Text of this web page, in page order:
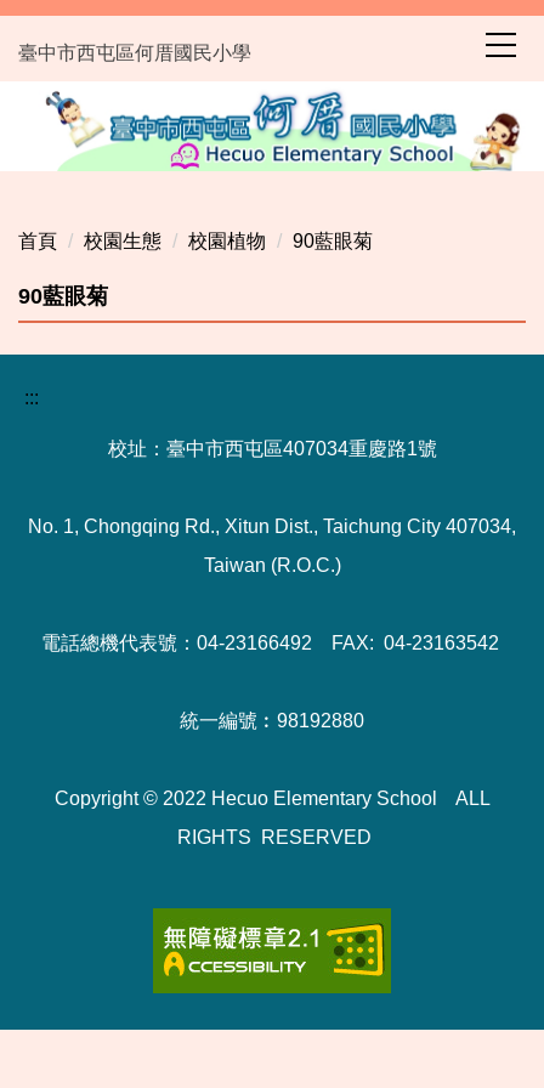
跳
到
主
臺中市西屯區何厝國民小學
首頁 校園生態 校園植物 90藍眼菊
90藍眼菊
:::
校址：臺中市西屯區407034重慶路1號
No. 1, Chongqing Rd., Xitun Dist., Taichung City 407034,
Taiwan (R.O.C.)
電話總機代表號：04-23166492 FAX: 04-23163542
統一編號︰98192880
Copyright © 2022 Hecuo Elementary School ALL
RIGHTS RESERVED